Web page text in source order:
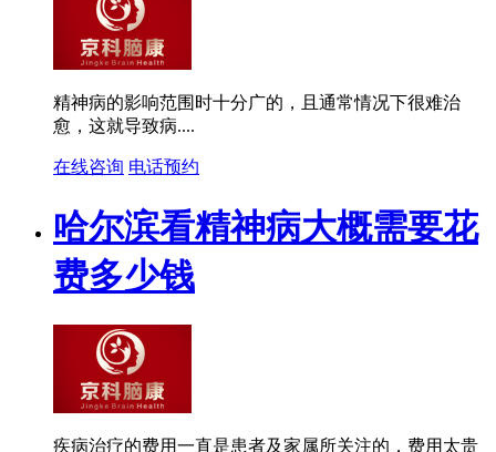
精神病的影响范围时十分广的，且通常情况下很难治
愈，这就导致病....
在线咨询 电话预约
哈尔滨看精神病大概需要花
费多少钱
疾病治疗的费用一直是患者及家属所关注的，费用太贵